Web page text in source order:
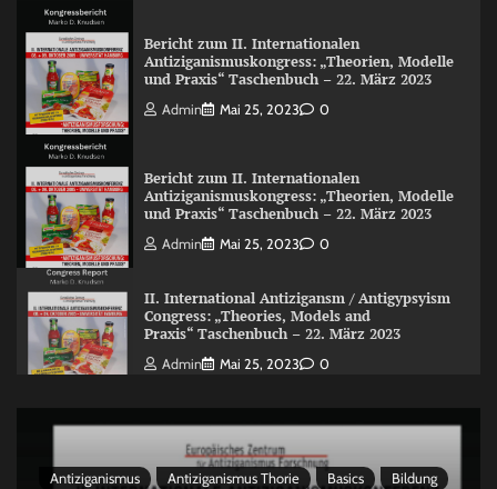
Bericht zum II. Internationalen
Antiziganismuskongress: „Theorien, Modelle
und Praxis“ Taschenbuch – 22. März 2023
Admin Mai 25, 2023 0
Bericht zum II. Internationalen
Antiziganismuskongress: „Theorien, Modelle
und Praxis“ Taschenbuch – 22. März 2023
Admin Mai 25, 2023 0
II. International Antizigansm / Antigypsyism
Congress: „Theories, Models and
Praxis“ Taschenbuch – 22. März 2023
Admin Mai 25, 2023 0
Antiziganismus Antiziganismus Thorie Basics
Bildung